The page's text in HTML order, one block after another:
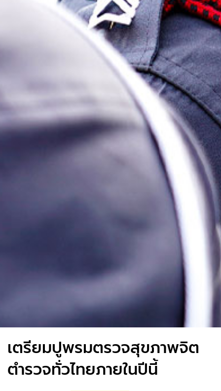
เตรียมปูพรมตรวจสุขภาพจิต
ตำรวจทั่วไทยภายในปีนี้